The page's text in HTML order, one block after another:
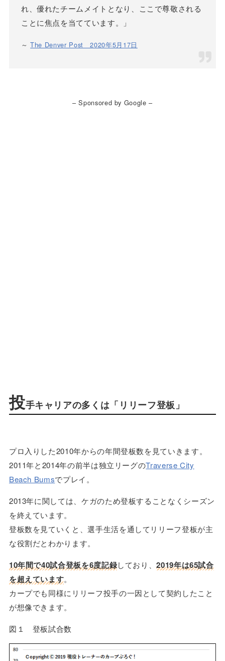
れ、優れたチームメイトとなり、ここで尊敬される
ことに焦点を当てています。」
～The Denver Post 2020年5月17日
– Sponsored by Google –
投手キャリアの多くは「リリーフ登板」
プロ入りした2010年からの年間登板数を見ていきます。
2011年と2014年の前半は独立リーグのTraverse City
Beach Bumsでプレイ。
2013年に関しては、ケガのため登板することなくシーズン
を終えています。
登板数を見ていくと、選手生活を通してリリーフ登板が主
な役割だとわかります。
10年間で40試合登板を6度記録しており、2019年は65試合
を超えています。
カープでも同様にリリーフ投手の一因として契約したこと
が想像できます。
図１ 登板試合数